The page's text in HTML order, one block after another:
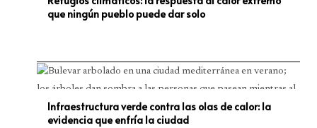
que ningún pueblo puede dar solo
Infraestructura verde contra las olas de calor: la
evidencia que enfría la ciudad